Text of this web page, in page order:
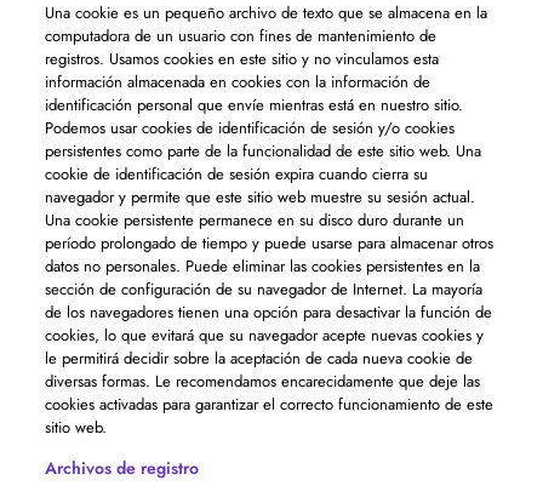
Una cookie es un pequeño archivo de texto que se almacena en la
computadora de un usuario con fines de mantenimiento de
registros. Usamos cookies en este sitio y no vinculamos esta
información almacenada en cookies con la información de
identificación personal que envíe mientras está en nuestro sitio.
Podemos usar cookies de identificación de sesión y/o cookies
persistentes como parte de la funcionalidad de este sitio web. Una
cookie de identificación de sesión expira cuando cierra su
navegador y permite que este sitio web muestre su sesión actual.
Una cookie persistente permanece en su disco duro durante un
período prolongado de tiempo y puede usarse para almacenar otros
datos no personales. Puede eliminar las cookies persistentes en la
sección de configuración de su navegador de Internet. La mayoría
de los navegadores tienen una opción para desactivar la función de
cookies, lo que evitará que su navegador acepte nuevas cookies y
le permitirá decidir sobre la aceptación de cada nueva cookie de
diversas formas. Le recomendamos encarecidamente que deje las
cookies activadas para garantizar el correcto funcionamiento de este
sitio web.
Archivos de registro